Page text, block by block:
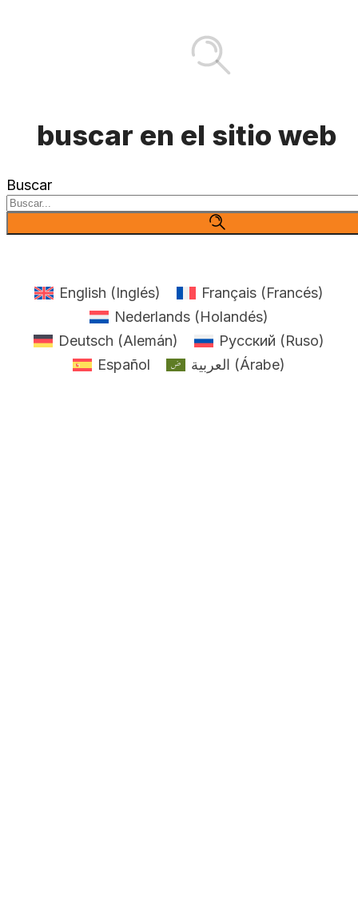
buscar en el sitio web
Buscar
English (Inglés) Français (Francés)
Nederlands (Holandés)
Deutsch (Alemán) Русский (Ruso)
Español
العربية (Árabe)